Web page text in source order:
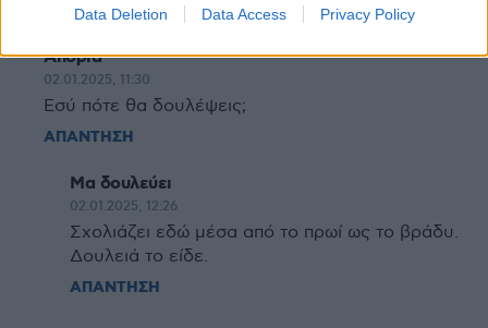
Data Deletion Data Access Privacy Policy
ΑΠΑΝΤΗΣΗ
Απορία
02.01.2025, 11:30
Εσύ πότε θα δουλέψεις;
ΑΠΑΝΤΗΣΗ
Μα δουλεύει
02.01.2025, 12:26
Σχολιάζει εδώ μέσα από το πρωί ως το βράδυ.
Δουλειά το είδε.
ΑΠΑΝΤΗΣΗ